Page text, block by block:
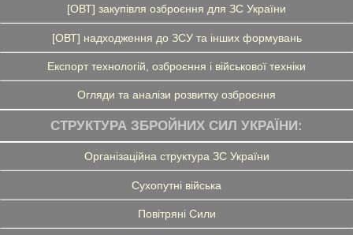
[ОВТ] закупівля озброєння для ЗС України
[ОВТ] надходження до ЗСУ та інших формувань
Експорт технологій, озброєння і військової техніки
Огляди та аналізи розвитку озброєння
СТРУКТУРА ЗБРОЙНИХ СИЛ УКРАЇНИ:
Організаційна структура ЗС України
Сухопутні війська
Повітряні Сили